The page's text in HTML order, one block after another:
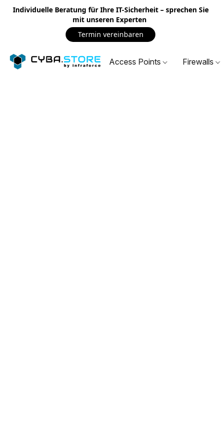
Individuelle Beratung für Ihre IT-Sicherheit – sprechen Sie
mit unseren Experten
Termin vereinbaren
Access Points Firewalls